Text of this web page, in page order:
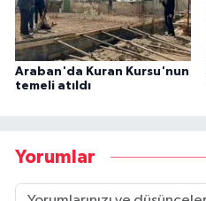
Araban'da Kuran Kursu'nun
temeli atıldı
Yorumlar